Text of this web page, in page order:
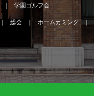
学園ゴルフ会
総会 ホームカミング